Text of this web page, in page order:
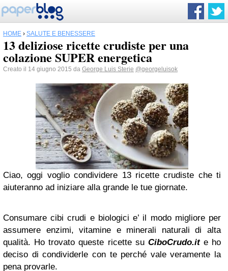
HOME › SALUTE E BENESSERE
13 deliziose ricette crudiste per una
colazione SUPER energetica
Creato il 14 giugno 2015 da George Luis Sterie @georgeluisok
Ciao, oggi voglio condividere 13 ricette crudiste che ti
aiuteranno ad iniziare alla grande le tue giornate.
Consumare cibi crudi e biologici e’ il modo migliore per
assumere enzimi, vitamine e minerali naturali di alta
qualità. Ho trovato queste ricette su CiboCrudo.ite ho
deciso di condividerle con te perché vale veramente la
pena provarle.